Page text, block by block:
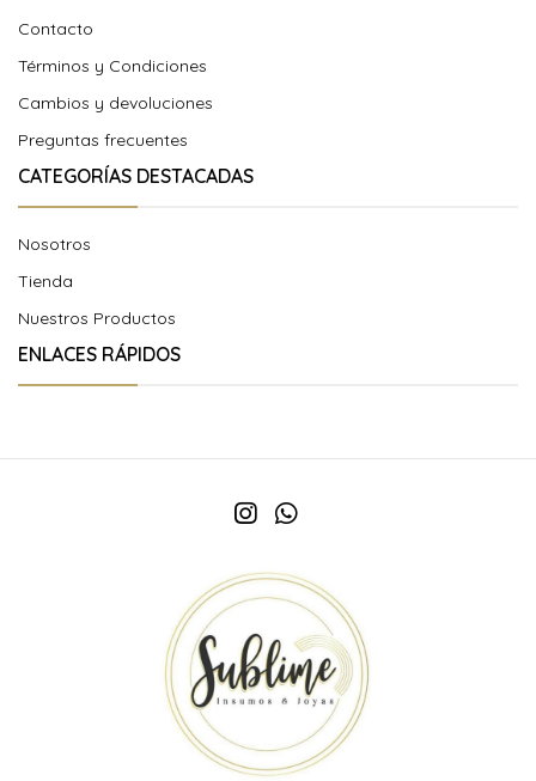
Contacto
Términos y Condiciones
Cambios y devoluciones
Preguntas frecuentes
CATEGORÍAS DESTACADAS
Nosotros
Tienda
Nuestros Productos
ENLACES RÁPIDOS